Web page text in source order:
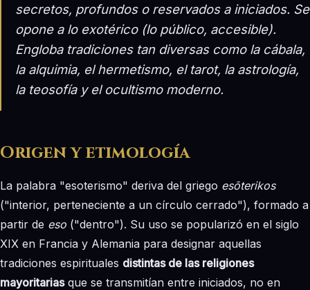
secretos, profundos o reservados a iniciados. Se
opone a lo exotérico(lo público, accesible).
Engloba tradiciones tan diversas como la cábala,
la alquimia, el hermetismo, el tarot, la astrología,
la teosofía y el ocultismo moderno.
Origen y etimología
La palabra "esoterismo" deriva del griego esōterikos
("interior, perteneciente a un círculo cerrado"), formado a
partir de eso ("dentro"). Su uso se popularizó en el siglo
XIX en Francia y Alemania para designar aquellas
tradiciones espirituales distintas de las religiones
mayoritariasque se transmitían entre iniciados, no en